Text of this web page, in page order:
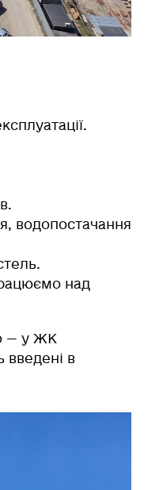
водопостачання
над
— у ЖК
введені в